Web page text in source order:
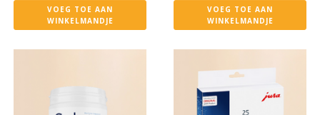
VOEG TOE AAN
WINKELMANDJE
VOEG TOE AAN
WINKELMANDJE